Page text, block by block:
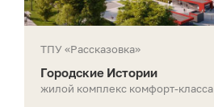
ТПУ «Рассказовка»
Городские Истории
жилой комплекс комфорт-класса